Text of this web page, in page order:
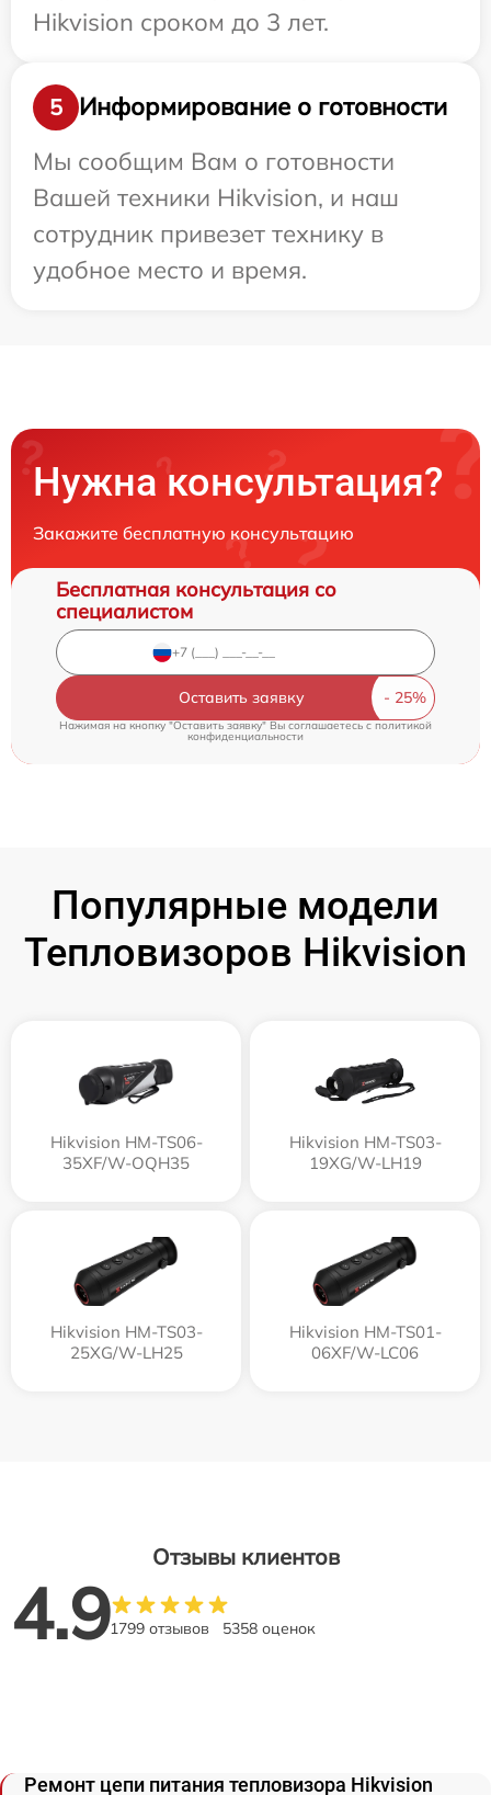
Hikvision сроком до 3 лет.
5
Информирование о готовности
Мы сообщим Вам о готовности
Вашей техники Hikvision, и наш
сотрудник привезет технику в
удобное место и время.
Нужна консультация?
Закажите бесплатную консультацию
Бесплатная консультация со
специалистом
Оставить заявку
Нажимая на кнопку "Оставить заявку" Вы соглашаетесь cполитикой
конфиденциальности
Популярные модели
Тепловизоров Hikvision
Hikvision HM-TS06-
35XF/W-OQH35
Hikvision HM-TS03-
19XG/W-LH19
Hikvision HM-TS03-
25XG/W-LH25
Hikvision HM-TS01-
06XF/W-LC06
Отзывы клиентов
4.91799 отзывов 5358 оценок
Ремонт цепи питания тепловизора Hikvision